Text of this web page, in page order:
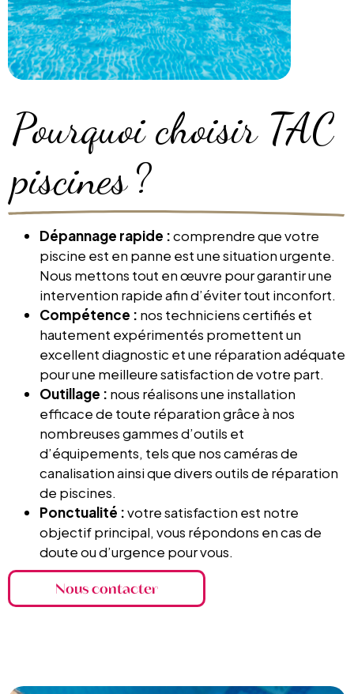
Pourquoi choisir TAC
piscines ?
Dépannage rapide :comprendre que votre
piscine est en panne est une situation urgente.
Nous mettons tout en œuvre pour garantir une
intervention rapide afin d’éviter tout inconfort.
Compétence : nos techniciens certifiés et
hautement expérimentés promettent un
excellent diagnostic et une réparation adéquate
pour une meilleure satisfaction de votre part.
Outillage : nous réalisons une installation
efficace de toute réparation grâce à nos
nombreuses gammes d’outils et
d’équipements, tels que nos caméras de
canalisation ainsi que divers outils de réparation
de piscines.
Ponctualité :votre satisfaction est notre
objectif principal, vous répondons en cas de
doute ou d’urgence pour vous.
Nous contacter